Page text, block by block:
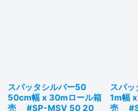
スパッタシルバー50
50cm幅 x 30mロール箱
売 #SP-MSV 50 20
スパ
1m幅
売